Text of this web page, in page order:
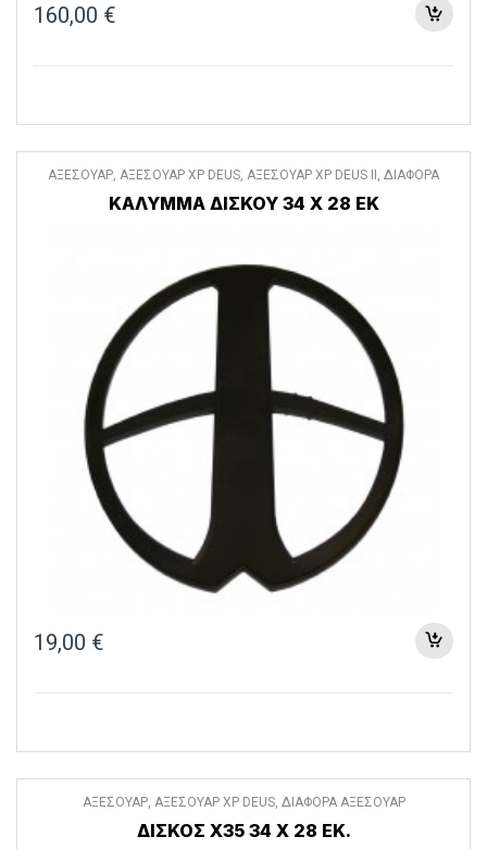
160,00 €
ΑΞΕΣΟΥΑΡ ΑΞΕΣΟΥΑΡ XP DEUS ΑΞΕΣΟΥΑΡ XP DEUS II ΔΙΑΦΟΡΑ
ΚΑΛΥΜΜΑ ΔΙΣΚΟΥ 34 Χ 28 ΕΚ
19,00 €
ΑΞΕΣΟΥΑΡ, ΑΞΕΣΟΥΑΡ XP DEUS, ΔΙΑΦΟΡΑ ΑΞΕΣΟΥΑΡ
ΔΙΣΚΟΣ X35 34 Χ 28 ΕΚ.